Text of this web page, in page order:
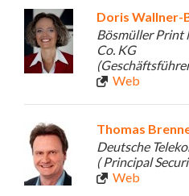
Doris Wallner-
Bösmüller Print
Co. KG
Web
Thomas
Deutsche
( Principal
Web